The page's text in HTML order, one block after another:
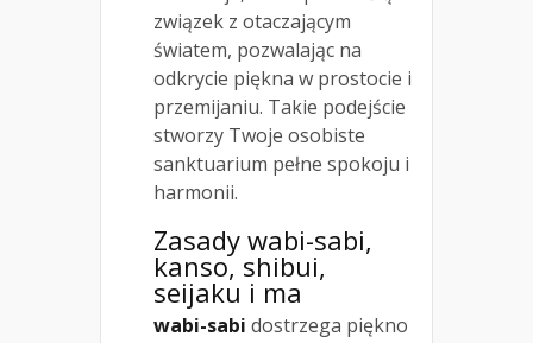
związek z otaczającym
światem, pozwalając na
odkrycie piękna w prostocie i
przemijaniu. Takie podejście
stworzy Twoje osobiste
sanktuarium pełne spokoju i
harmonii.
Zasady wabi-sabi,
kanso, shibui,
seijaku i ma
wabi-sabi dostrzega piękno